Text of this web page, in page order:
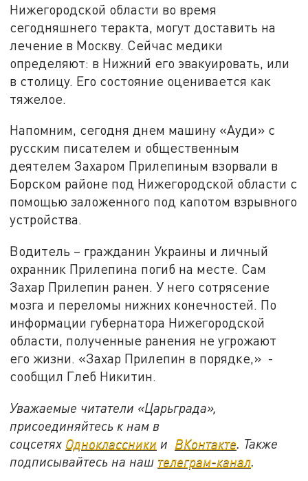
Нижегородской области во время
сегодняшнего теракта, могут доставить на
лечение в Москву. Сейчас медики
определяют: в Нижний его эвакуировать, или
в столицу. Его состояние оценивается как
тяжелое.
Напомним, сегодня днем машину «Ауди» с
русским писателем и общественным
деятелем Захаром Прилепиным взорвали в
Борском районе под Нижегородской области с
помощью заложенного под капотом взрывного
устройства.
Водитель – гражданин Украины и личный
охранник Прилепина погиб на месте. Сам
Захар Прилепин ранен. У него сотрясение
мозга и переломы нижних конечностей. По
информации губернатора Нижегородской
области, полученные ранения не угрожают
его жизни. «Захар Прилепин в порядке,» -
сообщил Глеб Никитин.
Уважаемые читатели «Царьграда»,
присоединяйтесь к нам в
соцсетях Одноклассники и ВКонтакте. Также
подписывайтесь на наш телеграм-канал.